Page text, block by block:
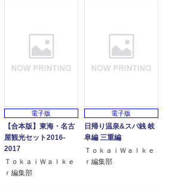
電子版
【合本版】東海・名古
屋観光セット2016-
2017
ＴｏｋａｉＷａｌｋｅ
ｒ編集部
電子版
日帰り温泉&スパ銭 岐
阜編 三重編
ＴｏｋａｉＷａｌｋｅ
ｒ編集部